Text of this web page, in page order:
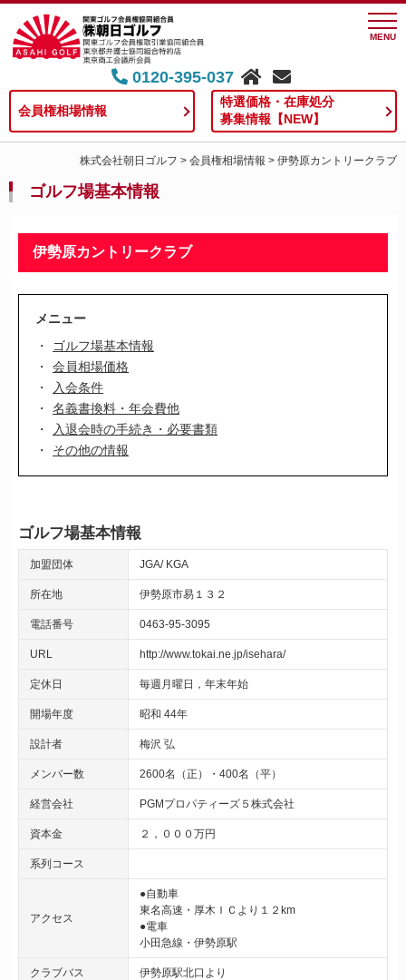
MENU
0120-395-037
会員権相場情報
特選価格・在庫処分
募集情報【NEW】
株式会社朝日ゴルフ > 会員権相場情報 > 伊勢原カントリークラブ
ゴルフ場基本情報
伊勢原カントリークラブ
メニュー
ゴルフ場基本情報
会員相場価格
入会条件
名義書換料・年会費他
入退会時の手続き・必要書類
その他の情報
ゴルフ場基本情報
加盟団体 JGA KGA
所在地 伊勢原市易１３２
電話番号 0463-95-3095
URL http://www.tokai.ne.jp/isehara/
定休日 毎週月曜日，年末年始
開場年度 昭和 44年
設計者 梅沢 弘
メンバー数 2600名（正）・400名（平）
経営会社 PGMプロパティーズ５株式会社
資本金 ２，０００万円
系列コース
アクセス
●自動車
東名高速・厚木ＩＣより１２km
●電車
小田急線・伊勢原駅
クラブバス 伊勢原駅北口より